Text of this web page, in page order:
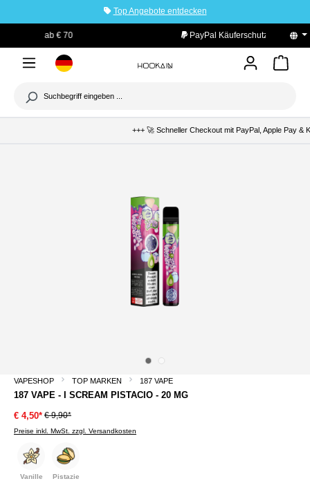
Top Angebote entdecken
PayPal Käuferschutz
+++ 🚀 Schneller Checkout mit PayPal, Apple Pay &
VAPESHOP TOP MARKEN 187 VAPE
187 VAPE - I SCREAM PISTACIO - 20 MG
€ 4,50* € 9,90*
Preise inkl. MwSt. zzgl. Versandkosten
Vanille Pistazie